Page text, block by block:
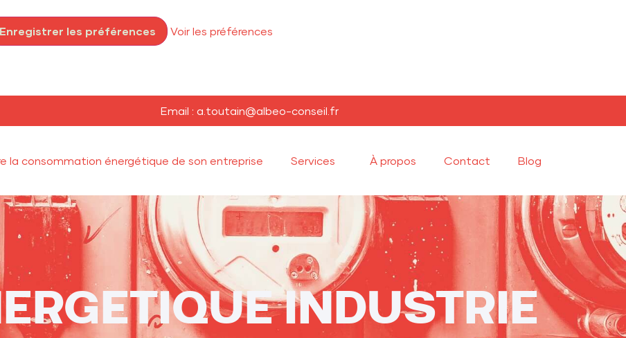
Enregistrer les préférences
Voir les préférences
Email : a.toutain@albeo-conseil.fr
la consommation énergétique de son entreprise Services À propos Contact Blog
INDUSTRIE